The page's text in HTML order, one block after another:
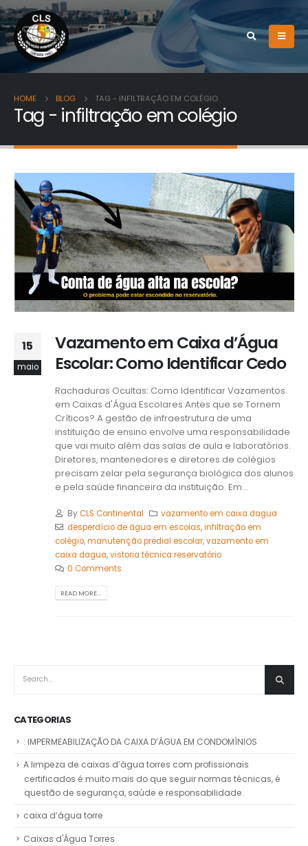
HOME BLOG TAG - INFILTRAÇÃO EM COLÉGIO
Tag - infiltração em colégio
15
maio
Vazamento em Caixa d’Água
Escolar: Como Identificar Cedo
Rachaduras Ocultas: Como Identificar Vazamentos
em Caixas d'Água Escolares Antes que se Tornem
Críticos? A gestão de infraestrutura de uma
instituição de ensino envolve uma responsabilidade
que vai muito além das salas de aula e laboratórios.
Diretores, mantenedores e diretores de colégios
precisam zelar pela segurança biológica dos alunos
e pela saúde financeira da instituição. Em...
ByCLS Continental
vazamento em caixa dagua
desperdício de água em escolas,infiltração em
colégio,manutenção predial escolar,vazamento em
caixa dagua,vistoria técnica reservatório
0 Comments
READ MORE...
CATEGORIAS
: IMPERMEABILIZAÇÃO DA CAIXA D’ÁGUA EM CONDOMÍNIOS
A limpeza de caixas d’água torres com profissionais
certificados é muito mais do que seguir normas técnicas, é
questão de segurança, saúde e responsabilidade.
caixa d’água torre
Caixas d'Água Torres